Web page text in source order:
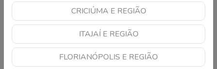
CRICIÚMA E REGIÃO
ITAJAÍ E REGIÃO
FLORIANÓPOLIS E REGIÃO